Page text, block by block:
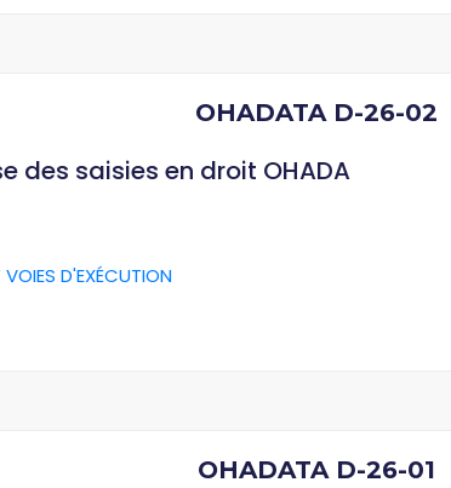
OHADATA D-26-02
des saisies en droit OHADA
VOIES D'EXÉCUTION
OHADATA D-26-01